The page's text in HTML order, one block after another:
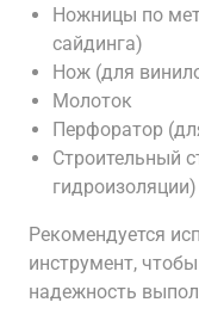
Ножницы по
сайдинга)
Нож (для
Молоток
Перфоратор
Строительный
гидроизоляции)
Рекомендуется
инструмент,
надежность